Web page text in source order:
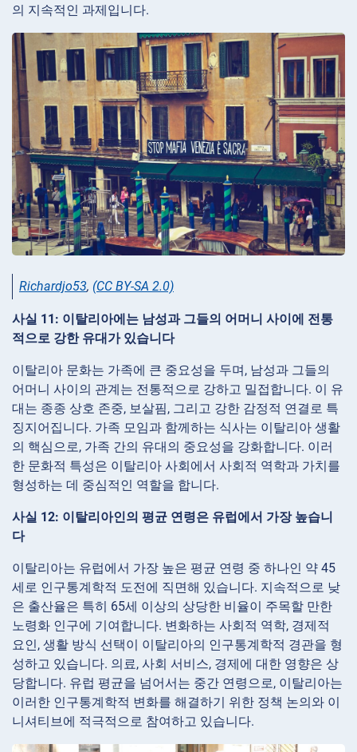
의 지속적인 과제입니다.
Richardjo53, (CC BY-SA 2.0)
사실 11: 이탈리아에는 남성과 그들의 어머니 사이에 전통
적으로 강한 유대가 있습니다
이탈리아 문화는 가족에 큰 중요성을 두며, 남성과 그들의
어머니 사이의 관계는 전통적으로 강하고 밀접합니다. 이 유
대는 종종 상호 존중, 보살핌, 그리고 강한 감정적 연결로 특
징지어집니다. 가족 모임과 함께하는 식사는 이탈리아 생활
의 핵심으로, 가족 간의 유대의 중요성을 강화합니다. 이러
한 문화적 특성은 이탈리아 사회에서 사회적 역학과 가치를
형성하는 데 중심적인 역할을 합니다.
사실 12: 이탈리아인의 평균 연령은 유럽에서 가장 높습니
다
이탈리아는 유럽에서 가장 높은 평균 연령 중 하나인 약 45
세로 인구통계학적 도전에 직면해 있습니다. 지속적으로 낮
은 출산율은 특히 65세 이상의 상당한 비율이 주목할 만한
노령화 인구에 기여합니다. 변화하는 사회적 역학, 경제적
요인, 생활 방식 선택이 이탈리아의 인구통계학적 경관을 형
성하고 있습니다. 의료, 사회 서비스, 경제에 대한 영향은 상
당합니다. 유럽 평균을 넘어서는 중간 연령으로, 이탈리아는
이러한 인구통계학적 변화를 해결하기 위한 정책 논의와 이
니셔티브에 적극적으로 참여하고 있습니다.